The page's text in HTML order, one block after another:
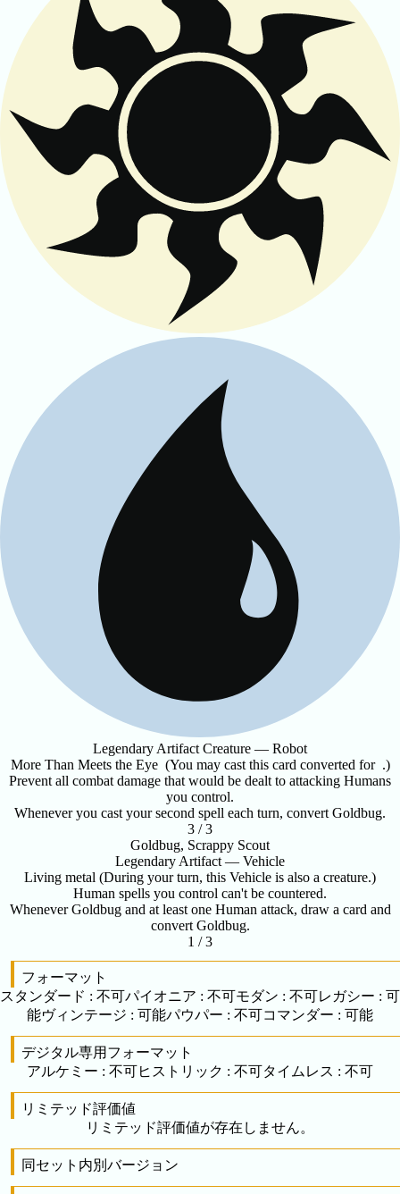
Legendary Artifact Creature — Robot
More Than Meets the Eye (You may cast this card converted for .)
Prevent all combat damage that would be dealt to attacking Humans
you control.
Whenever you cast your second spell each turn, convert Goldbug.
3 / 3
Goldbug, Scrappy Scout
Legendary Artifact — Vehicle
Living metal (During your turn, this Vehicle is also a creature.)
Human spells you control can't be countered.
Whenever Goldbug and at least one Human attack, draw a card and
convert Goldbug.
1 / 3
フォーマット
スタンダード : 不可パイオニア : 不可モダン : 不可レガシー : 可
能ヴィンテージ : 可能パウパー : 不可コマンダー : 可能
デジタル専用フォーマット
アルケミー : 不可ヒストリック : 不可タイムレス : 不可
リミテッド評価値
リミテッド評価値が存在しません。
同セット内別バージョン